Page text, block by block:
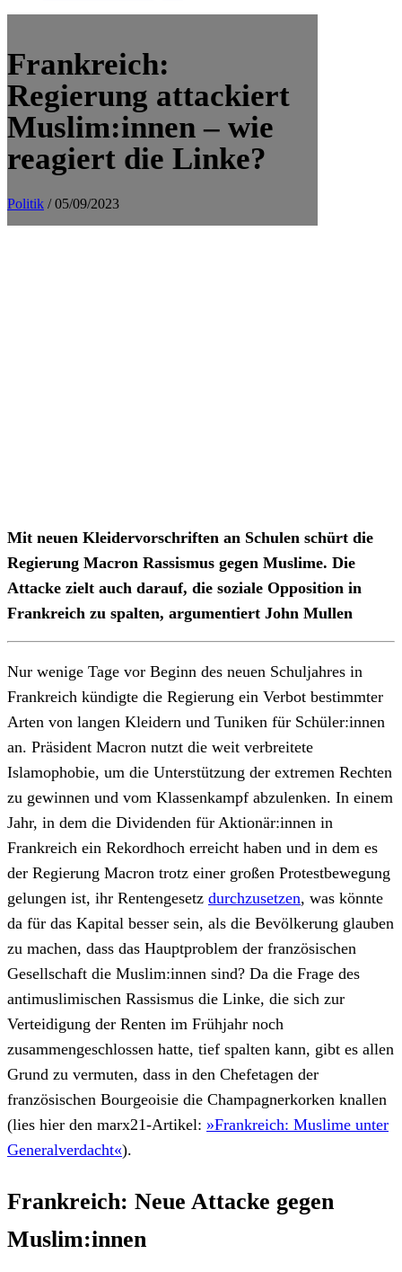
Frankreich:
Regierung attackiert
Muslim:innen – wie
reagiert die Linke?
Politik / 05/09/2023
Mit neuen Kleidervorschriften an Schulen schürt die
Regierung Macron Rassismus gegen Muslime. Die
Attacke zielt auch darauf, die soziale Opposition in
Frankreich zu spalten, argumentiert John Mullen
Nur wenige Tage vor Beginn des neuen Schuljahres in
Frankreich kündigte die Regierung ein Verbot bestimmter
Arten von langen Kleidern und Tuniken für Schüler:innen
an. Präsident Macron nutzt die weit verbreitete
Islamophobie, um die Unterstützung der extremen Rechten
zu gewinnen und vom Klassenkampf abzulenken. In einem
Jahr, in dem die Dividenden für Aktionär:innen in
Frankreich ein Rekordhoch erreicht haben und in dem es
der Regierung Macron trotz einer großen Protestbewegung
gelungen ist, ihr Rentengesetz durchzusetzen, was könnte
da für das Kapital besser sein, als die Bevölkerung glauben
zu machen, dass das Hauptproblem der französischen
Gesellschaft die Muslim:innen sind? Da die Frage des
antimuslimischen Rassismus die Linke, die sich zur
Verteidigung der Renten im Frühjahr noch
zusammengeschlossen hatte, tief spalten kann, gibt es allen
Grund zu vermuten, dass in den Chefetagen der
französischen Bourgeoisie die Champagnerkorken knallen
(lies hier den marx21-Artikel: »Frankreich: Muslime unter
Generalverdacht«).
Frankreich: Neue Attacke gegen
Muslim:innen